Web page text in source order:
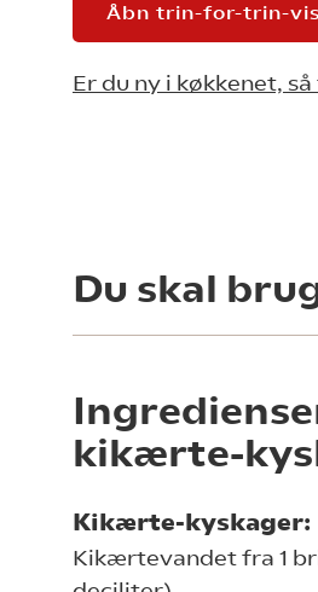
Åbn trin-for-trin-
Er du ny i køkkenet,
Du skal
kikærte-
Kikærte-kyskager:
Kikærtevandet fra 1